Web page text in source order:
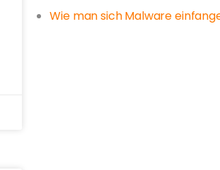
Wie man sich Malware